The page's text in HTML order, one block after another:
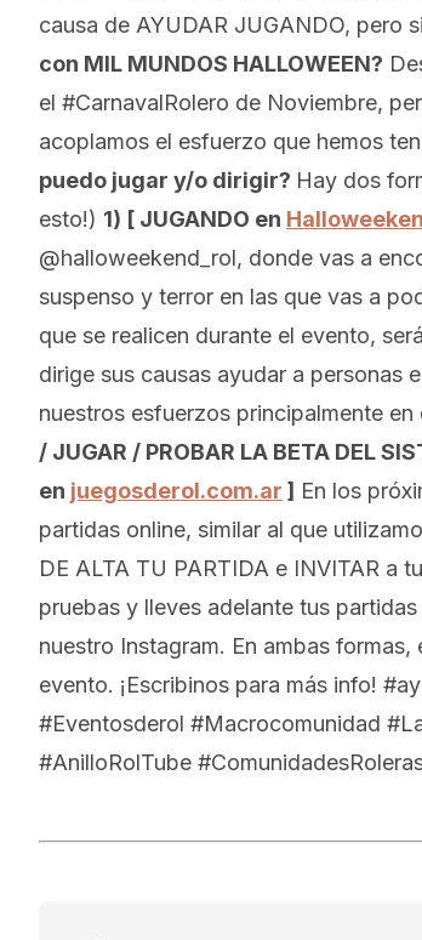
causa de AYUDAR JUGANDO, pero
con MIL MUNDOS HALLOWEEN?
el #CarnavalRolero de Noviembre,
acoplamos el esfuerzo que hemos
puedo jugar y/o dirigir? Hay dos
esto!) 1) [ JUGANDO en
@halloweekend_rol, donde vas a
suspenso y terror en las que vas a
que se realicen durante el evento,
dirige sus causas ayudar a personas
nuestros esfuerzos principalmente
/ JUGAR / PROBAR LA BETA DEL
en juegosderol.com.ar ] En los
partidas online, similar al que
DE ALTA TU PARTIDA e INVITAR a
pruebas y lleves adelante tus
nuestro Instagram. En ambas
evento. ¡Escribinos para más info!
#Eventosderol #Macrocomunidad
#AnilloRolTube